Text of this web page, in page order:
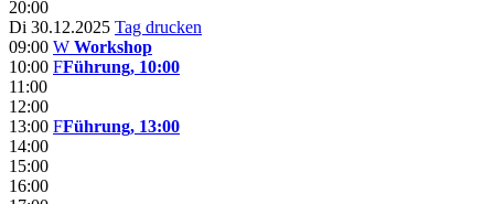
20:00
Di 30.12.2025 Tag drucken
09:00 W Workshop
10:00 FFührung, 10:00
11:00
12:00
13:00 FFührung, 13:00
14:00
15:00
16:00